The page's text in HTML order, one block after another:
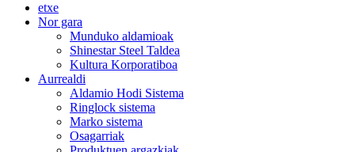
etxe
Nor gara
Munduko aldamioak
Shinestar Steel Taldea
Kultura Korporatiboa
Aurrealdi
Aldamio Hodi Sistema
Ringlock sistema
Marko sistema
Osagarriak